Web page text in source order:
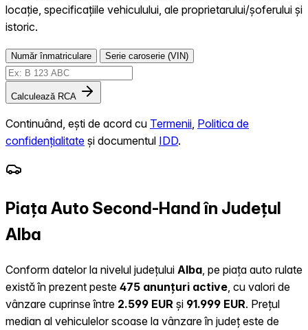
locație, specificațiile vehiculului, ale proprietarului/șoferului și
istoric.
Număr înmatriculare Serie caroserie (VIN)
Calculează RCA
Continuând, ești de acord cu Termenii Politica de
confidențialitate și documentul IDD.
Piața Auto Second-Hand în Județul
Alba
Conform datelor la nivelul județului Alba , pe piața auto rulate
există în prezent peste 475 anunțuri active , cu valori de
vânzare cuprinse între 2.599 EUR și 91.999 EUR. Prețul
median al vehiculelor scoase la vânzare în județ este de